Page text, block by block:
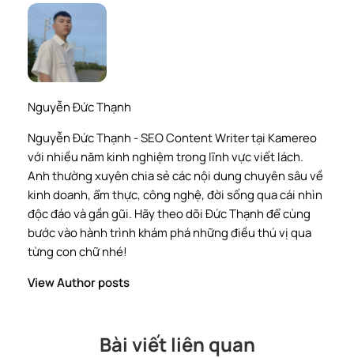
Nguyễn Đức Thạnh
Nguyễn Đức Thạnh - SEO Content Writer tại Kamereo
với nhiều năm kinh nghiệm trong lĩnh vực viết lách.
Anh thường xuyên chia sẻ các nội dung chuyên sâu về
kinh doanh, ẩm thực, công nghệ, đời sống qua cái nhìn
độc đáo và gần gũi. Hãy theo dõi Đức Thạnh để cùng
bước vào hành trình khám phá những điều thú vị qua
từng con chữ nhé!
View Author posts
Bài viết liên quan